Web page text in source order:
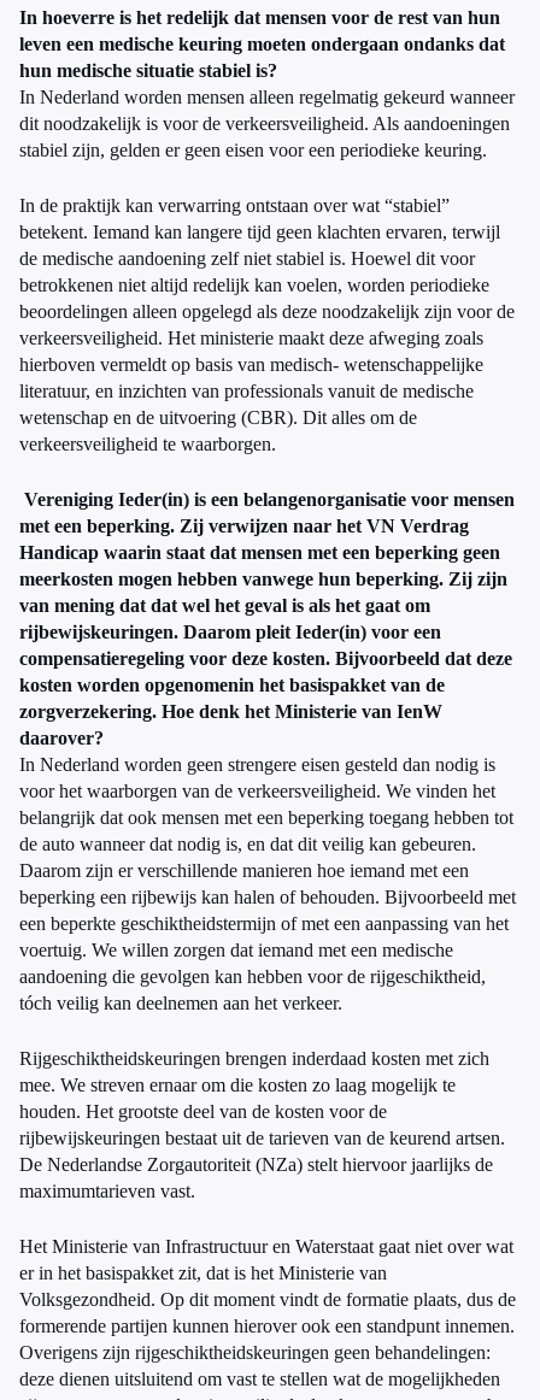
In hoeverre is het redelijk dat mensen voor de rest van hun
leven een medische keuring moeten ondergaan ondanks dat
hun medische situatie stabiel is?
In Nederland worden mensen alleen regelmatig gekeurd wanneer
dit noodzakelijk is voor de verkeersveiligheid. Als aandoeningen
stabiel zijn, gelden er geen eisen voor een periodieke keuring.
In de praktijk kan verwarring ontstaan over wat “stabiel”
betekent. Iemand kan langere tijd geen klachten ervaren, terwijl
de medische aandoening zelf niet stabiel is. Hoewel dit voor
betrokkenen niet altijd redelijk kan voelen, worden periodieke
beoordelingen alleen opgelegd als deze noodzakelijk zijn voor de
verkeersveiligheid. Het ministerie maakt deze afweging zoals
hierboven vermeldt op basis van medisch- wetenschappelijke
literatuur, en inzichten van professionals vanuit de medische
wetenschap en de uitvoering (CBR). Dit alles om de
verkeersveiligheid te waarborgen.
Vereniging Ieder(in) is een belangenorganisatie voor mensen
met een beperking. Zij verwijzen naar het VN Verdrag
Handicap waarin staat dat mensen met een beperking geen
meerkosten mogen hebben vanwege hun beperking. Zij zijn
van mening dat dat wel het geval is als het gaat om
rijbewijskeuringen. Daarom pleit Ieder(in) voor een
compensatieregeling voor deze kosten. Bijvoorbeeld dat deze
kosten worden opgenomenin het basispakket van de
zorgverzekering. Hoe denk het Ministerie van IenW
daarover?
In Nederland worden geen strengere eisen gesteld dan nodig is
voor het waarborgen van de verkeersveiligheid. We vinden het
belangrijk dat ook mensen met een beperking toegang hebben tot
de auto wanneer dat nodig is, en dat dit veilig kan gebeuren.
Daarom zijn er verschillende manieren hoe iemand met een
beperking een rijbewijs kan halen of behouden. Bijvoorbeeld met
een beperkte geschiktheidstermijn of met een aanpassing van het
voertuig. We willen zorgen dat iemand met een medische
aandoening die gevolgen kan hebben voor de rijgeschiktheid,
tóch veilig kan deelnemen aan het verkeer.
Rijgeschiktheidskeuringen brengen inderdaad kosten met zich
mee. We streven ernaar om die kosten zo laag mogelijk te
houden. Het grootste deel van de kosten voor de
rijbewijskeuringen bestaat uit de tarieven van de keurend artsen.
De Nederlandse Zorgautoriteit (NZa) stelt hiervoor jaarlijks de
maximumtarieven vast.
Het Ministerie van Infrastructuur en Waterstaat gaat niet over wat
er in het basispakket zit, dat is het Ministerie van
Volksgezondheid. Op dit moment vindt de formatie plaats, dus de
formerende partijen kunnen hierover ook een standpunt innemen.
Overigens zijn rijgeschiktheidskeuringen geen behandelingen:
deze dienen uitsluitend om vast te stellen wat de mogelijkheden